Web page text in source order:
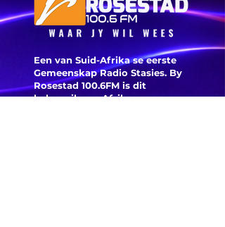
Een van Suid-Afrika se eerste
Gemeenskap Radio Stasies. By
Rosestad 100.6FM is dit
belangrik om Afrikaans en